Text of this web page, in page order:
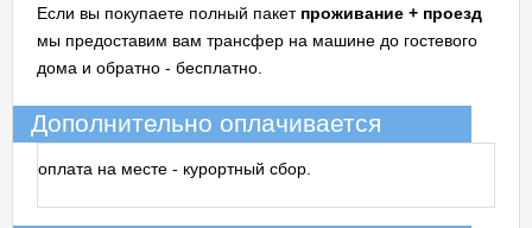
Если вы покупаете полный пакет проживание + проезд
мы предоставим вам трансфер на машине до гостевого
дома и обратно - бесплатно.
Дополнительно оплачивается
оплата на месте - курортный сбор.